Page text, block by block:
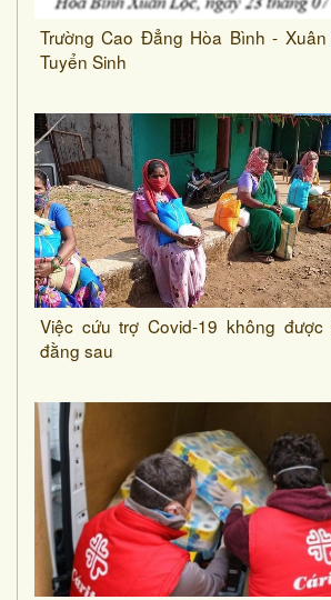
Trường Cao Đẳng Hòa Bình -
Tuyển Sinh
Việc cứu trợ Covid-19 không
đằng sau